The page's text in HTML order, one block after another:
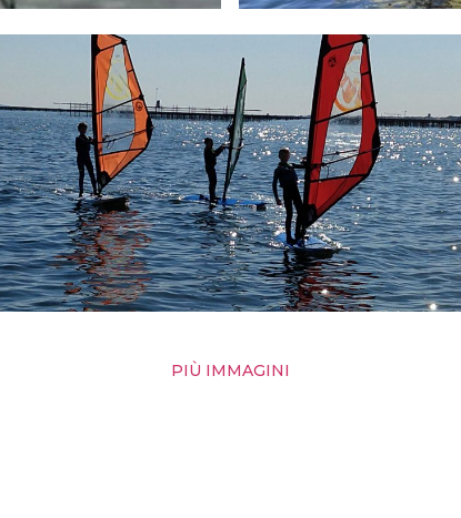
PIÙ IMMAGINI